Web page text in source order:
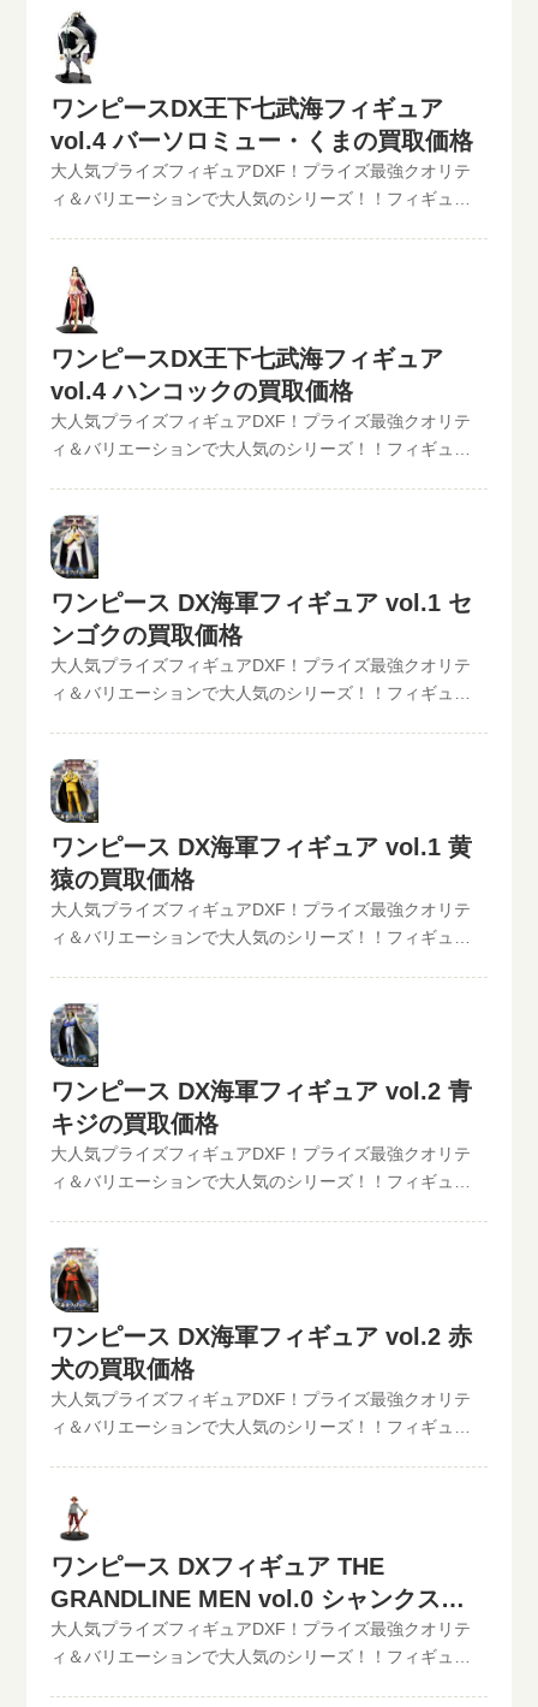
ード入力で更に具体的な金額が分かります。かんたん買
取査定はJANコードのみでの仮買取査定可能!!状態も（開
封品or未開封）ご入力いただけます。下記のような入力方
法でも仮買取査定が可能です。といまる。開催中の買取
キャンペーン情報
DX王下七武海フィギュアvol.3 マーシャル・Ｄ・ティーチ
の買取なら、といまる。におまかせ！この他のワンピー
スDXフィギュアの最新買取価格はコチラから↓その他
【POP】【フィギュアーツZERO】など、ワンピースフィ
ギュア買取価格はコチラから↓かんたん買取査定の仮買取
査定金額に納得したら、無料宅配キット申し込みフォー
ムからお申込みください。といまるから送料無料の宅配
け。自宅から出ることなく、お売りになりたいものが売
れます！宅配買取可能地域は、日本全国どこからでもお
買取り可能です！買取査定価格の振込手数料など全て無
料です。JANコード入力で更に具体的な金額が分かりま
す。かんたん買取査定はJANコードのみでの仮買取査定可
能!!状態も（開封品or未開封）ご入力いただけます。下記
のような入力方法でも仮買取査定が可能です。といま
る。開催中の買取キャンペーン情報
買取中！！2022/06/07更新！《現在、各買取価格表の更
新が遅れているものがありますが、ご依頼頂いた買取査
定は全て最新の相場で改めて買取査定致しますのでご安
心ください。》ワンピースDX王下七武海フィギュアvol.3
ジュラキュール・ミホーク現在の買取価格は1,000円（未
開封の場合）世界政府公認の7人の海賊達｢王下七武海｣を
アソートしたフィギュアシリーズ｢DX王下七武海｣第3弾!!
ミホーク(鷹の目)｣の全2種がラインナップ。 ワンピース
DX王下七武海フィギュアvol.3 ジュラキュール・ミホーク
の買取なら、といまる。におまかせ！この他のワンピー
スDXフィギュアの最新買取価格はコチラから↓その他
【POP】【フィギュアーツZERO】など、ワンピースフィ
ギュア買取価格はコチラから↓かんたん買取査定の仮買取
査定金額に納得したら、無料宅配キット申し込みフォー
ムからお申込みください。といまるから送料無料の宅配
け。自宅から出ることなく、お売りになりたいものが売
れます！宅配買取可能地域は、日本全国どこからでもお
買取り可能です！買取査定価格の振込手数料など全て無
料です。JANコード入力で更に具体的な金額が分かりま
す。かんたん買取査定はJANコードのみでの仮買取査定可
能!!状態も（開封品or未開封）ご入力いただけます。下記
のような入力方法でも仮買取査定が可能です。といま
る。開催中の買取キャンペーン情報
ワンピースDX王下七武海フィギュア
vol.4 バーソロミュー・くまの買取価格
大人気プライズフィギュアDXF！プライズ最強クオリテ
ィ＆バリエーションで大人気のシリーズ！！フィギュア
買取中！！2022/06/07更新！《現在、各買取価格表の更
新が遅れているものがありますが、ご依頼頂いた買取査
定は全て最新の相場で改めて買取査定致しますのでご安
心ください。》ワンピースDX王下七武海フィギュアvol.4
バーソロミュー・くま現在の買取価格は1,000円（未開封
の場合）バンプレスト｢ワンピース｣DX王下七武海フィギ
ュア第4弾!!｢バーソロミュー・くま｣｢ボア・ハンコック｣
海フィギュアvol.4 バーソロミュー・くまの買取なら、と
いまる。におまかせ！その他【POP】【フィギュアーツ
ら↓かんたん買取査定の仮買取査定金額に納得したら、無
料宅配キット申し込みフォームからお申込みください。
といまるから送料無料の宅配キットが届いたら、ダンボ
ールに商品を詰めて、送るだけ。自宅から出ることな
定価格の振込手数料など全て無料です。JANコード入力で
更に具体的な金額が分かります。かんたん買取査定はJAN
コードのみでの仮買取査定可能!!状態も（開封品or未開
封）ご入力いただけます。下記のような入力方法でも仮
買取査定が可能です。といまる。開催中の買取キャンペ
ーン情報
ワンピースDX王下七武海フィギュア
vol.4 ハンコックの買取価格
大人気プライズフィギュアDXF！プライズ最強クオリテ
ィ＆バリエーションで大人気のシリーズ！！フィギュア
買取中！！2022/06/07更新！《現在、各買取価格表の更
新が遅れているものがありますが、ご依頼頂いた買取査
定は全て最新の相場で改めて買取査定致しますのでご安
心ください。》ワンピースDX王下七武海フィギュアvol.4
ハンコック現在の買取価格は1,000円（未開封の場合）世
界政府公認の7人の海賊達｢王下七武海｣をアソートしたフ
ィギュアシリーズ｢DX王下七武海｣第4弾!!九蛇海賊団船長
ワンピースDX王下七武海フィギュアvol.4 ハンコックの買
取なら、といまる。におまかせ！その他【POP】【フィ
ギュアーツZERO】など、ワンピースフィギュア買取価格
はコチラから↓かんたん買取査定の仮買取査定金額に納得
したら、無料宅配キット申し込みフォームからお申込み
ください。といまるから送料無料の宅配キットが届いた
ら、ダンボールに商品を詰めて、送るだけ。自宅から出
ることなく、お売りになりたいものが売れます！宅配買
取可能地域は、日本全国どこからでもお買取り可能で
す！買取査定価格の振込手数料など全て無料です。JANコ
ード入力で更に具体的な金額が分かります。かんたん買
取査定はJANコードのみでの仮買取査定可能!!状態も（開
封品or未開封）ご入力いただけます。下記のような入力方
法でも仮買取査定が可能です。といまる。開催中の買取
キャンペーン情報
ワンピース DX海軍フィギュア vol.1 セ
ンゴクの買取価格
大人気プライズフィギュアDXF！プライズ最強クオリテ
ィ＆バリエーションで大人気のシリーズ！！フィギュア
ズを高価買取中！！2022/06/07更新！《現在、各買取価
格表の更新が遅れているものがありますが、ご依頼頂い
た買取査定は全て最新の相場で改めて買取査定致します
のでご安心ください。》ワンピース DX海軍フィギュア
vol.1 センゴク現在の買取価格は1,000円（未開封の場
合）◆◆◆◆◆◆◆◆◆◆◆ この他のワンピースDXフィ
ギュアの最新買取価格はコチラから↓その他【POP】【フ
得したら、無料宅配キット申し込みフォームからお申込
みください。といまるから送料無料の宅配キットが届い
たら、ダンボールに商品を詰めて、送るだけ。自宅から
出ることなく、お売りになりたいものが売れます！宅配
買取可能地域は、日本全国どこからでもお買取り可能で
す！買取査定価格の振込手数料など全て無料です。JANコ
ード入力で更に具体的な金額が分かります。かんたん買
取査定はJANコードのみでの仮買取査定可能!!状態も（開
封品or未開封）ご入力いただけます。下記のような入力方
法でも仮買取査定が可能です。といまる。開催中の買取
キャンペーン情報
ワンピース DX海軍フィギュア vol.1 黄
猿の買取価格
大人気プライズフィギュアDXF！プライズ最強クオリテ
ィ＆バリエーションで大人気のシリーズ！！フィギュア
ズを高価買取中！！2022/06/07更新！《現在、各買取価
格表の更新が遅れているものがありますが、ご依頼頂い
た買取査定は全て最新の相場で改めて買取査定致します
のでご安心ください。》ワンピース DX海軍フィギュア
vol.1 黄猿現在の買取価格は1,000円（未開封の場合）
◆◆◆◆◆◆◆◆◆◆◆ この他のワンピースDXフィギュ
アの最新買取価格はコチラから↓その他【POP】【フィギ
たら、無料宅配キット申し込みフォームからお申込みく
ださい。といまるから送料無料の宅配キットが届いた
ら、ダンボールに商品を詰めて、送るだけ。自宅から出
ることなく、お売りになりたいものが売れます！宅配買
取可能地域は、日本全国どこからでもお買取り可能で
す！買取査定価格の振込手数料など全て無料です。JANコ
ード入力で更に具体的な金額が分かります。かんたん買
取査定はJANコードのみでの仮買取査定可能!!状態も（開
法でも仮買取査定が可能です。といまる。開催中の買取
キャンペーン情報
ワンピース DX海軍フィギュア vol.2 青
キジの買取価格
大人気プライズフィギュアDXF！プライズ最強クオリテ
ィ＆バリエーションで大人気のシリーズ！！フィギュア
ズを高価買取中！！2022/06/07更新！《現在、各買取価
格表の更新が遅れているものがありますが、ご依頼頂い
た買取査定は全て最新の相場で改めて買取査定致します
のでご安心ください。》ワンピース DX海軍フィギュア
vol.2 青キジ現在の買取価格は1,000円（未開封の場合）
◆◆◆◆◆◆◆◆◆◆◆ この他のワンピースDXフィギュ
アの最新買取価格はコチラから↓その他【POP】【フィギ
たら、無料宅配キット申し込みフォームからお申込みく
ださい。といまるから送料無料の宅配キットが届いた
ら、ダンボールに商品を詰めて、送るだけ。自宅から出
ることなく、お売りになりたいものが売れます！宅配買
取可能地域は、日本全国どこからでもお買取り可能で
す！買取査定価格の振込手数料など全て無料です。JANコ
ワンピース DX海軍フィギュア vol.2 赤
犬の買取価格
大人気プライズフィギュアDXF！プライズ最強クオリテ
ィ＆バリエーションで大人気のシリーズ！！フィギュア
ズを高価買取中！！2022/06/07更新！《現在、各買取価
格表の更新が遅れているものがありますが、ご依頼頂い
た買取査定は全て最新の相場で改めて買取査定致します
のでご安心ください。》ワンピース DX海軍フィギュア
vol.2 赤犬現在の買取価格は1,000円（未開封の場合）
◆◆◆◆◆◆◆◆◆◆◆ この他のワンピースDXフィギュ
ュアーツZERO】など、ワンピースフィギュア買取価格は
ワンピース DXフィギュア THE
GRANDLINE MEN vol.0 シャンクスの
買取価格
大人気プライズフィギュアDXF！プライズ最強クオリテ
ィ＆バリエーションで大人気のシリーズ！！フィギュア